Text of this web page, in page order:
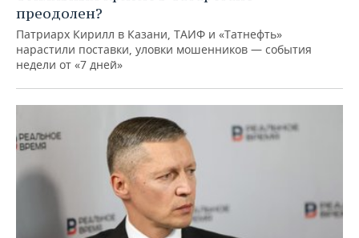
преодолен?
Патриарх Кирилл в Казани, ТАИФ и «Татнефть»
нарастили поставки, уловки мошенников — события
недели от «7 дней»